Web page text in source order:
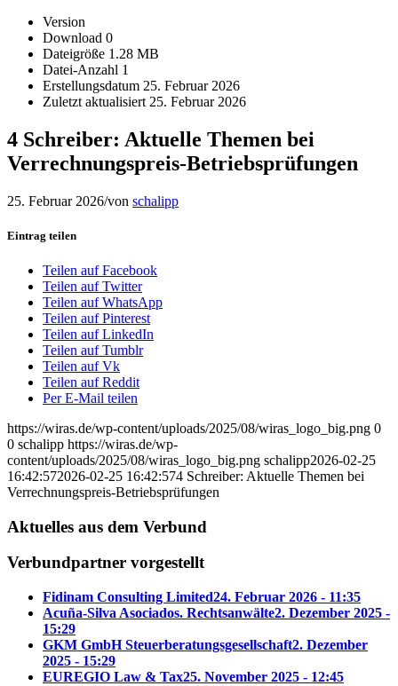
Version
Download 0
Dateigröße 1.28 MB
Datei-Anzahl 1
Erstellungsdatum 25. Februar 2026
Zuletzt aktualisiert 25. Februar 2026
4 Schreiber: Aktuelle Themen bei
Verrechnungspreis-Betriebsprüfungen
25. Februar 2026/von schalipp
Eintrag teilen
Teilen auf Facebook
Teilen auf Twitter
Teilen auf WhatsApp
Teilen auf Pinterest
Teilen auf LinkedIn
Teilen auf Tumblr
Teilen auf Vk
Teilen auf Reddit
Per E-Mail teilen
https://wiras.de/wp-content/uploads/2025/08/wiras_logo_big.png 0
0 schalipp https://wiras.de/wp-
content/uploads/2025/08/wiras_logo_big.png schalipp2026-02-25
16:42:572026-02-25 16:42:574 Schreiber: Aktuelle Themen bei
Verrechnungspreis-Betriebsprüfungen
Aktuelles aus dem Verbund
Verbundpartner vorgestellt
Fidinam Consulting Limited24. Februar 2026 - 11:35
Acuña-Silva Asociados. Rechtsanwälte2. Dezember 2025 -
15:29
GKM GmbH Steuerberatungsgesellschaft2. Dezember
2025 - 15:29
EUREGIO Law & Tax25. November 2025 - 12:45